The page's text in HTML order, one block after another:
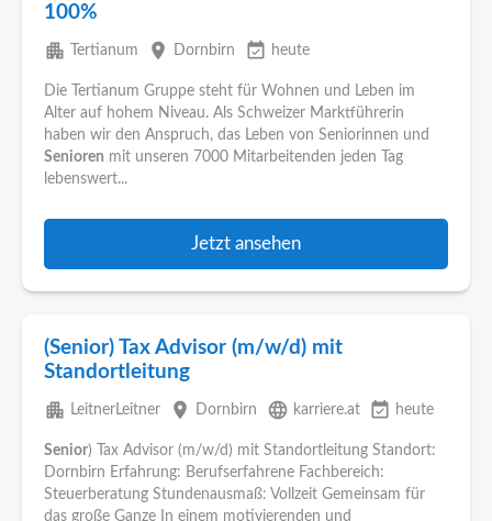
100%
apartment Tertianum place Dornbirn event_available heute
Die Tertianum Gruppe steht für Wohnen und Leben im
Alter auf hohem Niveau. Als Schweizer Marktführerin
haben wir den Anspruch, das Leben von Seniorinnen und
Senioren mit unseren 7000 Mitarbeitenden jeden Tag
lebenswert...
Jetzt ansehen
(Senior) Tax Advisor (m/w/d) mit
Standortleitung
apartment LeitnerLeitner place Dornbirn language karriere.at event_available heute
Senior) Tax Advisor (m/w/d) mit Standortleitung Standort:
Dornbirn Erfahrung: Berufserfahrene Fachbereich:
Steuerberatung Stundenausmaß: Vollzeit Gemeinsam für
das große Ganze In einem motivierenden und